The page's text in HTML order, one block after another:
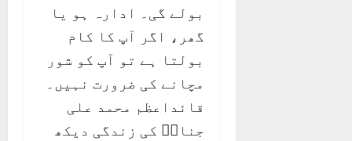
بولے گی۔ ادارہ ہو یا
گھر، اگر آپ کا کام
بولتا ہے تو آپ کو شور
مچانے کی ضرورت نہیں۔
قائداعظم محمد علی
جناحؒ کی زندگی دیکھ